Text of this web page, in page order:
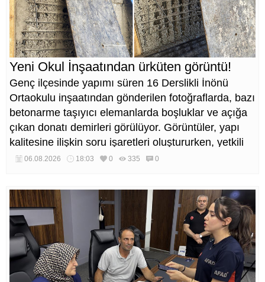
Yeni Okul İnşaatından ürküten görüntü!
Genç ilçesinde yapımı süren 16 Derslikli İnönü
Ortaokulu inşaatından gönderilen fotoğraflarda, bazı
betonarme taşıyıcı elemanlarda boşluklar ve açığa
çıkan donatı demirleri görülüyor. Görüntüler, yapı
kalitesine ilişkin soru işaretleri oluştururken, yetkili
kurumların teknik inceleme yapması çağrısı yapıldı.
06.08.2026 18:03 0 335 0